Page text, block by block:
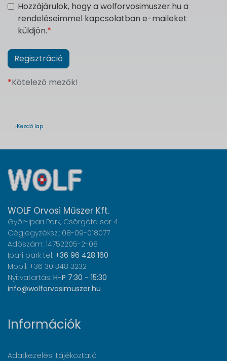
Hozzájárulok, hogy a wolforvosimuszer.hu a
rendeléseimmel kapcsolatban e-maileket
küldjön.*
*Kötelező mezők!
›Kezdő lap
WOLF Orvosi Műszer Kft.
Győr-Ipari Park, Csörgőfa sor 4
Cégjegyzéksz.: 08-09-018077
Adószám: 14752205-2-08
Ipari park tel: +36 96 428 160
Mobil: +36 30 348 3232
Nyitvatartás: H-P 7:30 - 15:30
info@wolforvosimuszer.hu
Információk
Adatkezelési tájékoztató